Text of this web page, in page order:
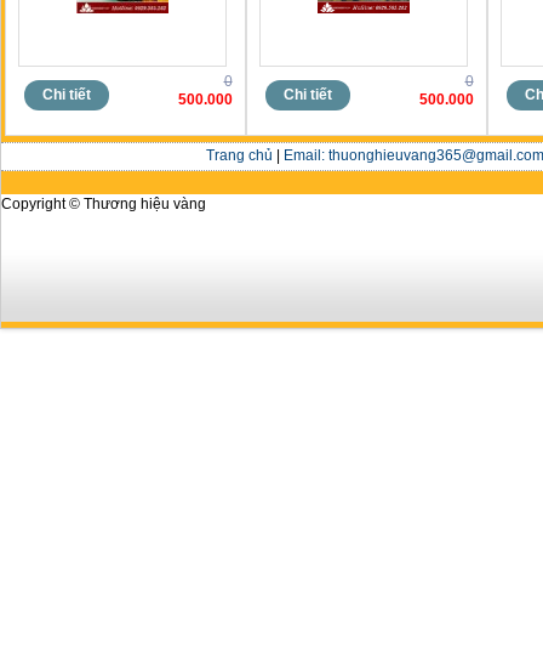
Chi tiết
0
500.000
Chi tiết
0
500.000
Trang chủ Email:
Copyright © Thương hiệu vàng